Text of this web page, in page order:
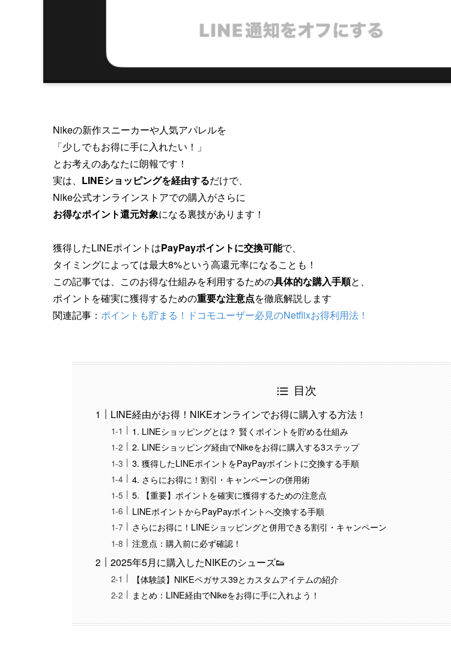
Nikeの新作スニーカーや人気アパレルを
「少しでもお得に手に入れたい！」
とお考えのあなたに朗報です！
実は、 LINEショッピングを経由するだけで、
Nike公式オンラインストアでの購入がさらに
お得なポイント還元対象になる裏技があります！
獲得したLINEポイントはPayPayポイントに交換可能で、
タイミングによっては最大8%という高還元率になることも！
この記事では、このお得な仕組みを利用するための具体的な購入手順と、
ポイントを確実に獲得するための重要な注意点を徹底解説します
関連記事： ポイントも貯まる！ドコモユーザー必見のNetflixお得利用法！
目次
LINE経由がお得！NIKEオンラインでお得に購入する方法！
1. LINEショッピングとは？ 賢くポイントを貯める仕組み
2. LINEショッピング経由でNikeをお得に購入する3ステップ
3. 獲得したLINEポイントをPayPayポイントに交換する手順
4. さらにお得に！割引・キャンペーンの併用術
5. 【重要】ポイントを確実に獲得するための注意点
LINEポイントからPayPayポイントへ交換する手順
さらにお得に！LINEショッピングと併用できる割引・キャンペーン
注意点：購入前に必ず確認！
2025年5月に購入したNIKEのシューズ👟
【体験談】NIKEペガサス39とカスタムアイテムの紹介
まとめ：LINE経由でNikeをお得に手に入れよう！